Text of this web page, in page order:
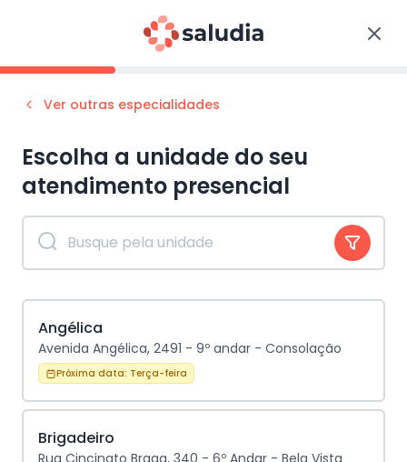
Ver outras especialidades
Escolha a unidade do seu
atendimento presencial
Angélica
Avenida Angélica, 2491 - 9º andar - Consolação
Próxima data: Terça-feira
Brigadeiro
Rua Cincinato Braga, 340 - 6º Andar - Bela Vista